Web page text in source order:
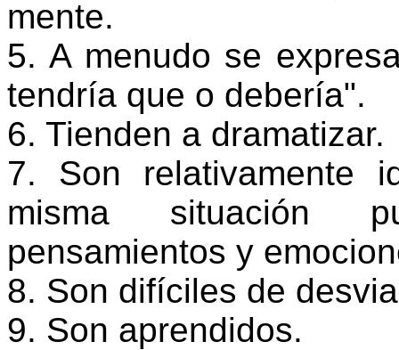
mente.
5. A menudo se
tendría que o debería".
6. Tienden a dramatizar.
7. Son relativamente
misma situación
pensamientos y
8. Son difíciles de
9. Son aprendidos.